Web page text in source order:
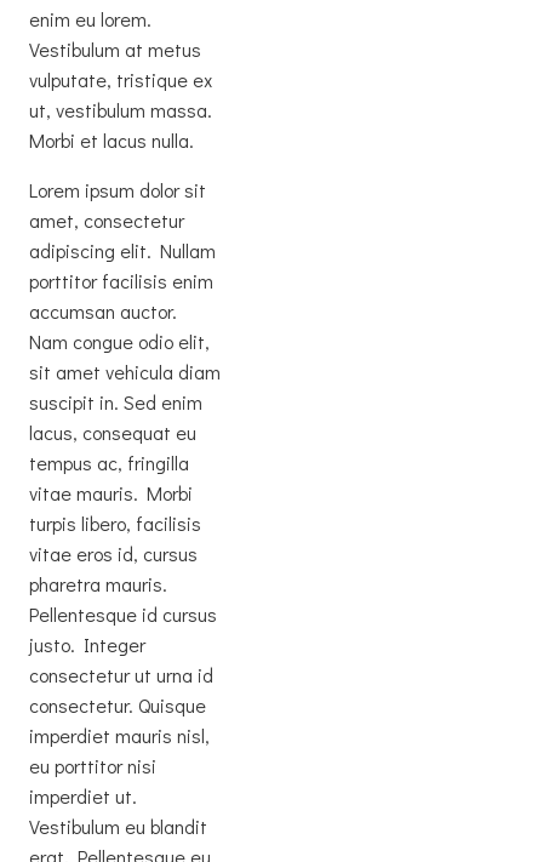
enim eu lorem.
Vestibulum at metus
vulputate, tristique ex
ut, vestibulum massa.
Morbi et lacus nulla.
Lorem ipsum dolor sit
amet, consectetur
adipiscing elit. Nullam
porttitor facilisis enim
accumsan auctor.
Nam congue odio elit,
sit amet vehicula diam
suscipit in. Sed enim
lacus, consequat eu
tempus ac, fringilla
vitae mauris. Morbi
turpis libero, facilisis
vitae eros id, cursus
pharetra mauris.
Pellentesque id cursus
justo. Integer
consectetur ut urna id
consectetur. Quisque
imperdiet mauris nisl,
eu porttitor nisi
imperdiet ut.
Vestibulum eu blandit
erat. Pellentesque eu